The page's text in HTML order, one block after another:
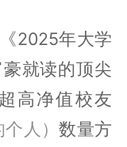
2025年大学
就读的顶尖
高净值校友
个人）数量方